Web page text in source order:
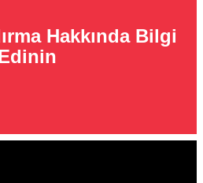
Hakkında Bilgi